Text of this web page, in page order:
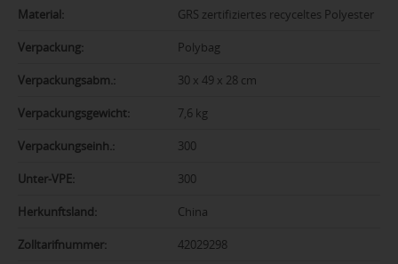
Material: GRS zertifiziertes recyceltes Polyester
Verpackung: Polybag
Verpackungsabm.: 30 x 49 x 28 cm
Verpackungsgewicht: 7,6 kg
Verpackungseinh.: 300
Unter-VPE: 300
Herkunftsland: China
Zolltarifnummer: 42029298